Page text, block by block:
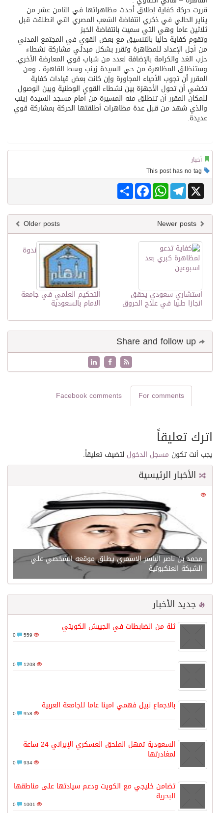
كسوة الكعبة تعتلي البيت العتيق
قررت حركة كفاية إطلاق أحدث مظاهراتها في الثامن عشر من
يناير الحالي في ذكري انتفاضة الشعب المصري التي انطلقت قبل
ثلاثين عاما وهي التي سميت بانتفاضة الخبز
وتقوم كفاية حاليا بالتنسيق مع بعض القوي في المجتمع المدني
من أجل الإعداد للمظاهرة وتقرر بشكل مبدئي مشاركة نشطاء
حزب الغد والكرامة بالإضافة لعدد من شباب قوي المعارضة الأخري.
وستنظلق المظاهرة من حي السيدة زينب وسط القاهرة ، ومن
المقرر أن تجوب الأحياء المجاورة وإن كانت بعض قيادات كفاية
تخشي أن تحول الأجهزة بين نشطاء القوي الوطنية وبين الوصول
للمكان المقرر أن تنطلق منه المسيرة من أمام مسجد السيدة زينب
والذي شهد من قبل عدة مظاهرات أطلقتها الحركة بمشاركة قوي
عديدة.
أخبار
Share
FacebookWhatsAppTelegram X
Older posts
ندوة
التحكيم العلمي في جامعة
الامام بالسعودية
استشاري سعودي يحقق
انجازا طبيا في علاج الحروق
For comments
Facebook comments
اترك تعليقاً
يجب أنت تكون مسجل الدخول لتضيف تعليقاً.
الأخبار الرئيسية
21529
محمد بن ناصر الياسر الاسمري يطلق موقعه الشخصي علي
الشبكة العنكبوتية
جديد الأخبار
ثلة من الضابطات في الجييش الكويتي
559
1208
بالاجماع نبيل فهمي امينا عاما للجامعة العربية
958
السعودية تمهل الملحق العسكري الإيراني 24 ساعة
لمغادرتها
934
تضامن خليجي مع الكويت ودعم سيادتها على مناطقها
البحرية
1001